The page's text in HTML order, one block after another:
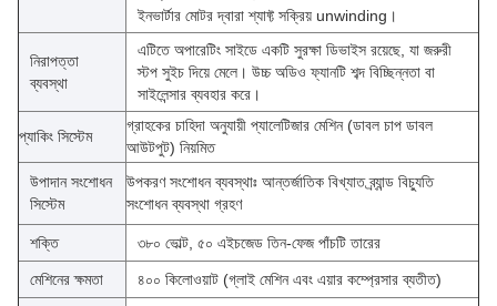
ইনভার্টার মোটর দ্বারা শ্যাফ্ট সক্রিয় unwinding।
নিরাপত্তা
ব্যবস্থা
এটিতে অপারেটিং সাইডে একটি সুরক্ষা ডিভাইস রয়েছে, যা জরুরী
স্টপ সুইচ দিয়ে মেলে। উচ্চ অডিও ফ্যানটি শব্দ বিচ্ছিন্নতা বা
সাইলেন্সার ব্যবহার করে।
প্যাকিং সিস্টেম
গ্রাহকের চাহিদা অনুযায়ী প্যালেটিজার মেশিন (ডাবল চাপ ডাবল
আউটপুট) নিয়মিত
উপাদান সংশোধন
সিস্টেম
উপকরণ সংশোধন ব্যবস্থাঃ আন্তর্জাতিক বিখ্যাত ব্র্যান্ড বিচ্যুতি
সংশোধন ব্যবস্থা গ্রহণ
শক্তি ৩৮০ ভোল্ট, ৫০ এইচজেড তিন-ফেজ পাঁচটি তারের
মেশিনের ক্ষমতা ৪০০ কিলোওয়াট (গ্লাই মেশিন এবং এয়ার কম্প্রেসার ব্যতীত)